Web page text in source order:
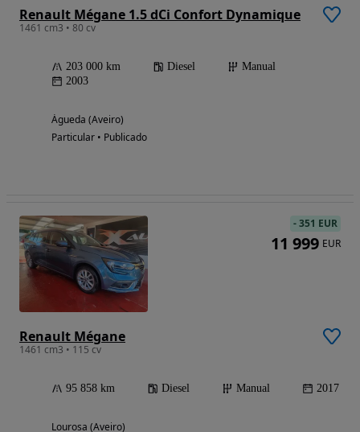
Renault Mégane 1.5 dCi Confort Dynamique
1461 cm3 • 80 cv
203 000 km Diesel
Manual
2003
Águeda (Aveiro)
Particular • Publicado
Renault Mégane
1461 cm3 • 115 cv
95 858 km Diesel Manual 2017
Lourosa (Aveiro)
-351 EUR
11 999 EUR